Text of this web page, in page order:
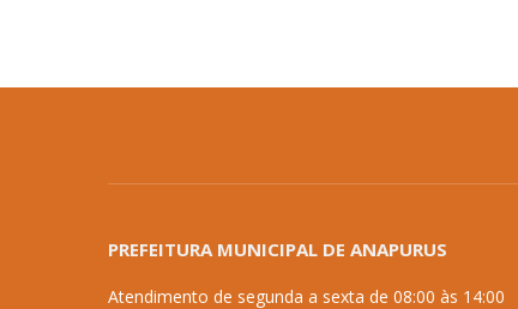
PREFEITURA MUNICIPAL DE ANAPURUS
Atendimento de segunda a sexta de 08:00 às 14:00